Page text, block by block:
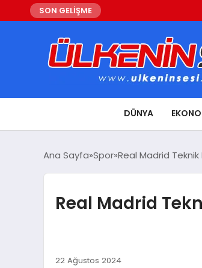
SON GELİŞME
DÜNYA
Ana Sayfa Spor Real Madrid
Real Madrid
22 Ağustos 2024